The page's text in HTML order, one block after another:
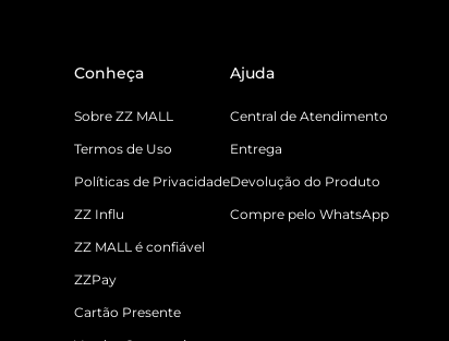
Conheça
Sobre ZZ MALL
Termos de Uso
Políticas de Privacidade
ZZ Influ
ZZ MALL é confiável
ZZPay
Cartão Presente
Ajuda
Central de Atendimento
Entrega
Devolução do Produto
Compre pelo WhatsApp